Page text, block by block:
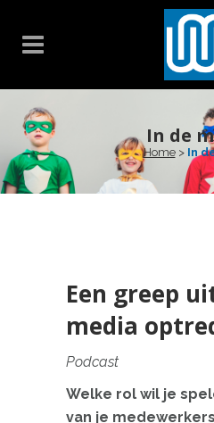
In de
Home> In
Een greep
media
Podcast
Welke rol wil je
van je